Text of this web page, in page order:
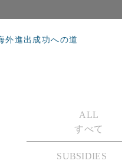
外進出成功への道
ALL
すべて
SUBSIDIES